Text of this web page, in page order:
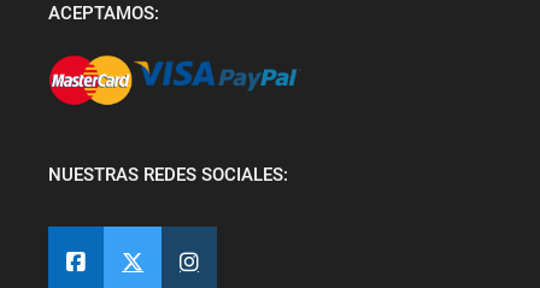
ACEPTAMOS:
NUESTRAS REDES SOCIALES: